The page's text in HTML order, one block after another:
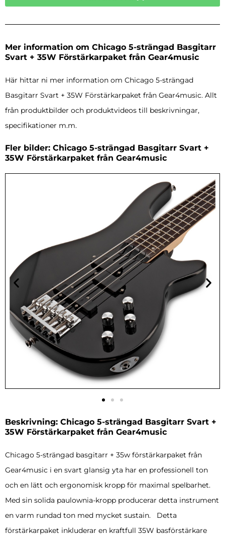
Mer information om Chicago 5-strängad Basgitarr
Svart + 35W Förstärkarpaket från Gear4music
Här hittar ni mer information om Chicago 5-strängad
Basgitarr Svart + 35W Förstärkarpaket från Gear4music. Allt
från produktbilder och produktvideos till beskrivningar,
specifikationer m.m.
Fler bilder: Chicago 5-strängad Basgitarr Svart +
35W Förstärkarpaket från Gear4music
Beskrivning: Chicago 5-strängad Basgitarr Svart +
35W Förstärkarpaket från Gear4music
Chicago 5-strängad basgitarr + 35w förstärkarpaket från
Gear4music i en svart glansig yta har en professionell ton
och en lätt och ergonomisk kropp för maximal spelbarhet.
Med sin solida paulownia-kropp producerar detta instrument
en varm rundad ton med mycket sustain. Detta
förstärkarpaket inkluderar en kraftfull 35W basförstärkare